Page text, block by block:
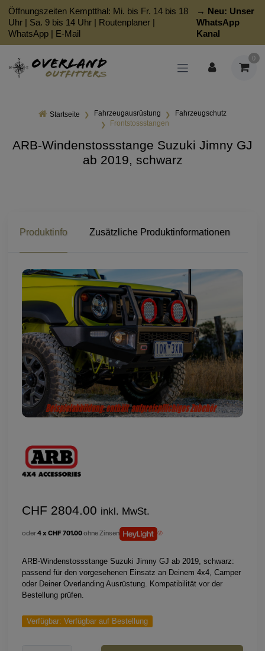
Öffnungszeiten Kemptthal: Mi. bis Fr. 14 bis 18
Uhr | Sa. 9 bis 14 Uhr | Routenplaner |
WhatsApp | E-Mail
→ Neu: Unser
WhatsApp
Kanal
0
Startseite Fahrzeugausrüstung
Fahrzeugschutz
Frontstossstangen
ARB-Windenstossstange Suzuki Jimny GJ
ab 2019, schwarz
Produktinfo Zusätzliche Produktinformationen
CHF 2804.00 inkl. MwSt.
oder4 x CHF 701.00ohne Zinsen
ARB-Windenstossstange Suzuki Jimny GJ ab 2019, schwarz:
passend für den vorgesehenen Einsatz an Deinem 4x4, Camper
oder Deiner Overlanding Ausrüstung. Kompatibilität vor der
Bestellung prüfen.
Verfügbar: Verfügbar auf Bestellung